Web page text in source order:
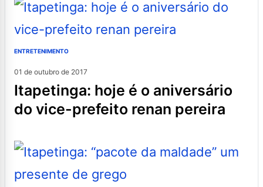
ENTRETENIMENTO
01 de outubro de 2017
itapetinga: hoje é o aniversário
do vice-prefeito renan pereira